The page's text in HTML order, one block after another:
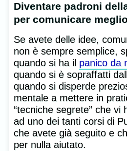
Diventare padroni
per comunicare
Se avete delle idee,
non è sempre semplice,
quando si ha il panico da
quando si è sopraffatti
quando si disperde
mentale a mettere in
“tecniche segrete” che vi
ad uno dei tanti corsi di
che avete già seguito e
per nulla aiutato.